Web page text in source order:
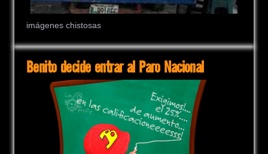
imágenes chistosas
Benito decide entrar al Paro Nacional